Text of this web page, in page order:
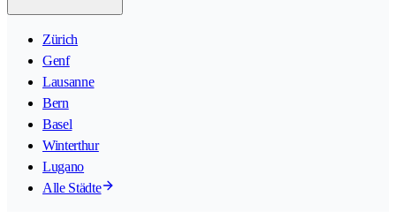
Zürich
Genf
Lausanne
Bern
Basel
Winterthur
Lugano
Alle Städte